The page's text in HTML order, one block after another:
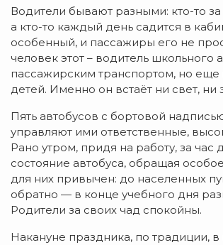
Водители бывают разными: кто-то
а кто-то каждый день садится в
особенный, и пассажиры его не
человек этот – водитель
пассажирским транспортом, но еще
детей. Именно он встаёт ни свет,
Пять автобусов с бортовой
управляют ими ответственные,
Рано утром, придя на работу, за
состояние автобуса, обращая
для них привычен: до населенных
обратно — в конце учебного дня
Родители за своих чад спокойны.
Накануне праздника, по